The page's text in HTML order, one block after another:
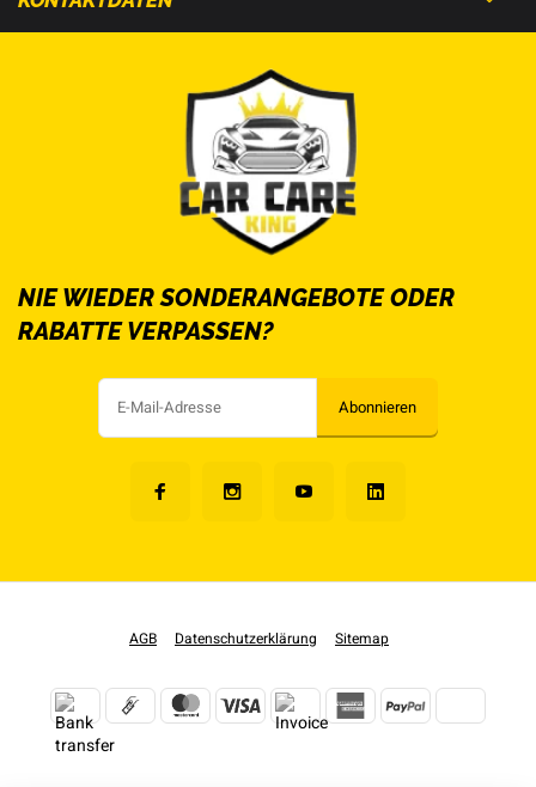
NIE WIEDER SONDERANGEBOTE ODER
RABATTE VERPASSEN?
Abonnieren
AGB Datenschutzerklärung Sitemap